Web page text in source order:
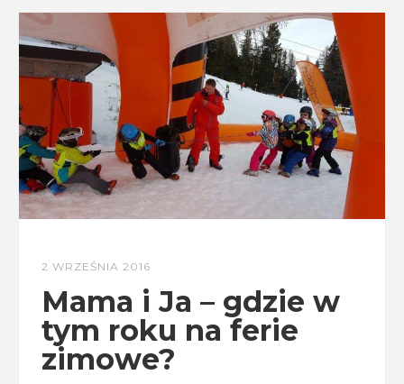
2 WRZEŚNIA 2016
Mama i Ja – gdzie w
tym roku na ferie
zimowe?